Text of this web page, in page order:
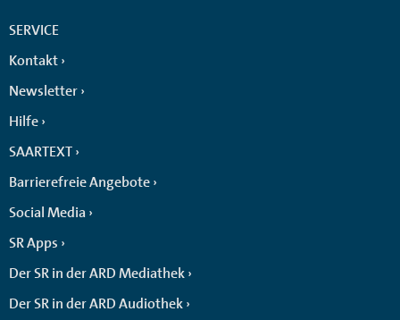
SERVICE
Kontakt
Newsletter
Hilfe
SAARTEXT
Barrierefreie Angebote
Social Media
SR Apps
Der SR in der ARD Mediathek
Der SR in der ARD Audiothek